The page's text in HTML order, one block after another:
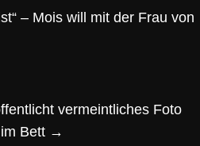
– Mois will mit der Frau von
vermeintliches Foto
Bett →